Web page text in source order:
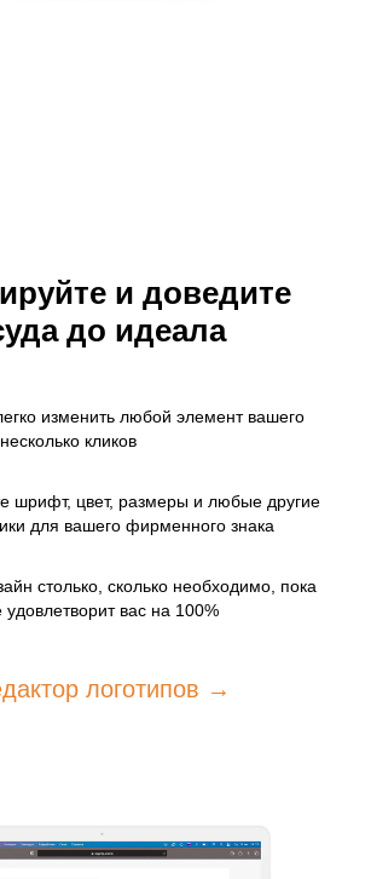
и доведите
до идеала
изменить любой элемент вашего
кликов
шрифт, цвет, размеры и любые другие
для вашего фирменного знака
столько, сколько необходимо, пока
удовлетворит вас на 100%
логотипов